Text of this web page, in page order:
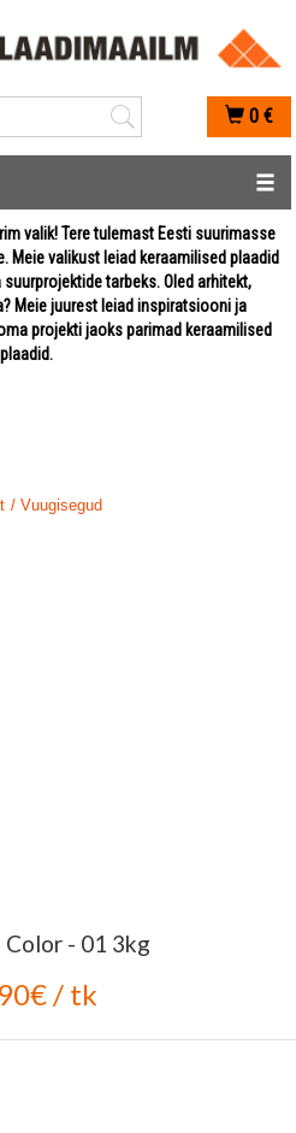
Mobiilis otsimise sisestus
0 €
valik! Tere tulemast Eesti suurimasse
Meie valikust leiad keraamilised plaadid
tarbeks. Oled arhitekt,
Meie juurest leiad inspiratsiooni ja
projekti jaoks parimad keraamilised
plaadid.
/ Vuugisegud
Color - 01 3kg
/ tk